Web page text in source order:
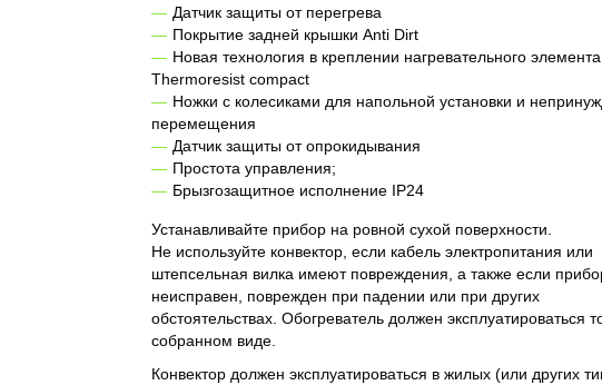
Датчик защиты от перегрева
Покрытие задней крышки Anti Dirt
Новая технология в креплении нагревательного элемента
Thermoresist compact
Ножки с колесиками для напольной установки и
перемещения
Датчик защиты от опрокидывания
Простота управления;
Брызгозащитное исполнение IP24
Устанавливайте прибор на ровной сухой поверхности.
Не используйте конвектор, если кабель электропитания или
штепсельная вилка имеют повреждения, а также если
неисправен, поврежден при падении или при других
обстоятельствах. Обогреватель должен эксплуатироваться
собранном виде.
Конвектор должен эксплуатироваться в жилых (или других